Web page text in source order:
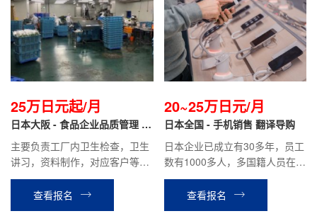
25万日元起/月
日本大阪 - 食品企业品质管理 正
主要负责工厂内卫生检查，卫生
讲习，资料制作，对应客户等公
司安排的其他工作。
查看报名
20~25万日元/月
日本全国 - 手机销售 翻译导购
日本企业已成立有30多年，员工
数有1000多人，多国籍人员在职
工作；主要负责手机套餐的介
绍，客户接待，成交手续办理等
工作.
查看报名